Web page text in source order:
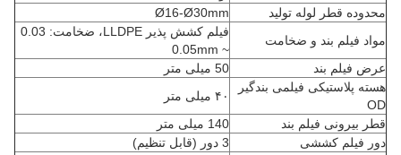
محدوده قطر لوله تولید
Ø16-Ø30mm
مواد فیلم بند و ضخامت
فیلم کشش پذیر LLDPE، ضخامت: 0.03
~ 0.05mm
عرض فیلم بند
50 میلی متر
هسته پلاستیکی فیلمی بندگیر
OD
۴۰ میلی متر
قطر بیرونی فیلم بند
140 میلی متر
دور فیلم کششی